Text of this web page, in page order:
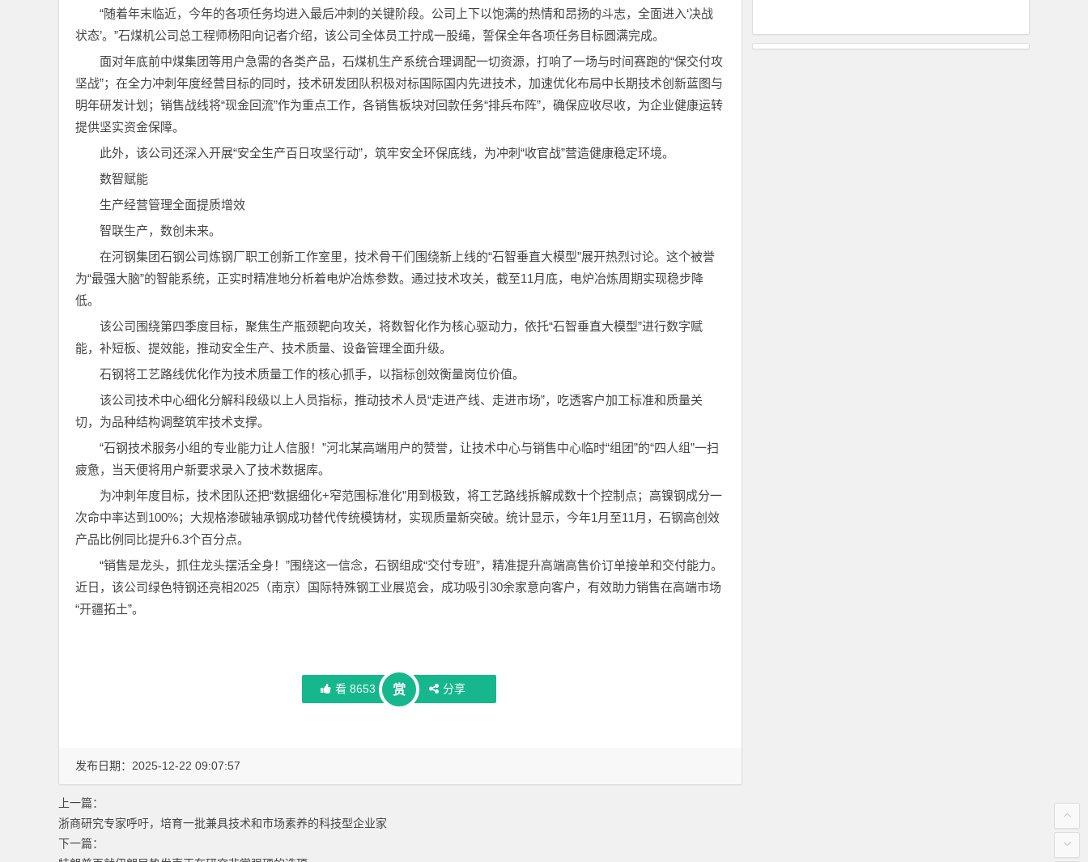
“随着年末临近，今年的各项任务均进入最后冲刺的关键阶段。公司上下以饱满的热情和昂扬的斗志，全面进入‘决战
状态’。”石煤机公司总工程师杨阳向记者介绍，该公司全体员工拧成一股绳，誓保全年各项任务目标圆满完成。
面对年底前中煤集团等用户急需的各类产品，石煤机生产系统合理调配一切资源，打响了一场与时间赛跑的“保交付攻
坚战”；在全力冲刺年度经营目标的同时，技术研发团队积极对标国际国内先进技术，加速优化布局中长期技术创新蓝图与
明年研发计划；销售战线将“现金回流”作为重点工作，各销售板块对回款任务“排兵布阵”，确保应收尽收，为企业健康运转
提供坚实资金保障。
此外，该公司还深入开展“安全生产百日攻坚行动”，筑牢安全环保底线，为冲刺“收官战”营造健康稳定环境。
数智赋能
生产经营管理全面提质增效
智联生产，数创未来。
在河钢集团石钢公司炼钢厂职工创新工作室里，技术骨干们围绕新上线的“石智垂直大模型”展开热烈讨论。这个被誉
为“最强大脑”的智能系统，正实时精准地分析着电炉冶炼参数。通过技术攻关，截至11月底，电炉冶炼周期实现稳步降
低。
该公司围绕第四季度目标，聚焦生产瓶颈靶向攻关，将数智化作为核心驱动力，依托“石智垂直大模型”进行数字赋
能，补短板、提效能，推动安全生产、技术质量、设备管理全面升级。
石钢将工艺路线优化作为技术质量工作的核心抓手，以指标创效衡量岗位价值。
该公司技术中心细化分解科段级以上人员指标，推动技术人员“走进产线、走进市场”，吃透客户加工标准和质量关
切，为品种结构调整筑牢技术支撑。
“石钢技术服务小组的专业能力让人信服！”河北某高端用户的赞誉，让技术中心与销售中心临时“组团”的“四人组”一扫
疲惫，当天便将用户新要求录入了技术数据库。
为冲刺年度目标，技术团队还把“数据细化+窄范围标准化”用到极致，将工艺路线拆解成数十个控制点；高镍钢成分一
次命中率达到100%；大规格渗碳轴承钢成功替代传统模铸材，实现质量新突破。统计显示，今年1月至11月，石钢高创效
产品比例同比提升6.3个百分点。
“销售是龙头，抓住龙头摆活全身！”围绕这一信念，石钢组成“交付专班”，精准提升高端高售价订单接单和交付能力。
近日，该公司绿色特钢还亮相2025（南京）国际特殊钢工业展览会，成功吸引30余家意向客户，有效助力销售在高端市场
“开疆拓土”。
看8653 赏 分享
发布日期：2025-12-22 09:07:57
上一篇：
浙商研究专家呼吁，培育一批兼具技术和市场素养的科技型企业家
下一篇：